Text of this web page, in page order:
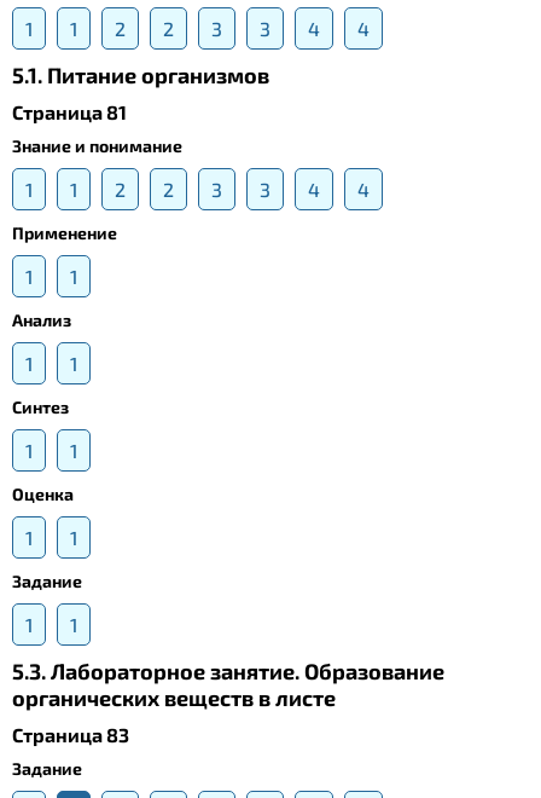
1 1 2 2 3 3 4 4
5.1. Питание организмов
Страница 81
Знание и понимание
1 1 2 2 3 3 4 4
Применение
1 1
Анализ
1 1
Синтез
1 1
Оценка
1 1
Задание
1 1
5.3. Лабораторное занятие. Образование
органических веществ в листе
Страница 83
Задание